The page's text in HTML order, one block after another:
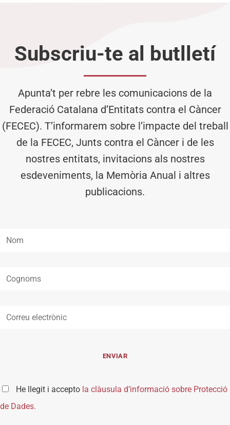
Subscriu-te al butlletí
Apunta’t per rebre les comunicacions de la
Federació Catalana d’Entitats contra el Càncer
(FECEC). T’informarem sobre l’impacte del treball
de la FECEC, Junts contra el Càncer i de les
nostres entitats, invitacions als nostres
esdeveniments, la Memòria Anual i altres
publicacions.
He llegit i accepto la clàusula d’informació sobre Protecció
de Dades.